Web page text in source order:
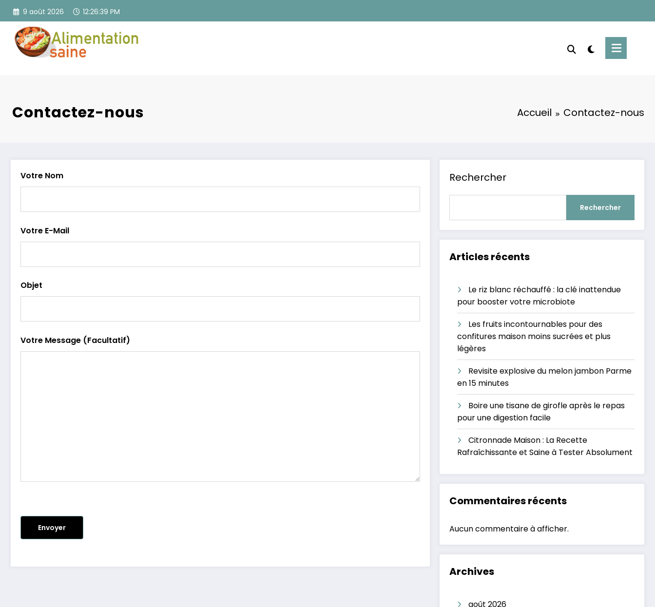
Aller
contenu
9 août 2026 12:26:40 PM
Contactez-nous Accueil Contactez-nous
Votre Nom
Votre E-Mail
Objet
Votre Message (facultatif)
Rechercher
Rechercher
Articles récents
Le riz blanc réchauffé : la clé inattendue
pour booster votre microbiote
Les fruits incontournables pour des
confitures maison moins sucrées et plus
légères
Revisite explosive du melon jambon Parme
en 15 minutes
Boire une tisane de girofle après le repas
pour une digestion facile
Citronnade Maison : La Recette
Rafraîchissante et Saine à Tester Absolument
Commentaires récents
Aucun commentaire à afficher.
Archives
août 2026